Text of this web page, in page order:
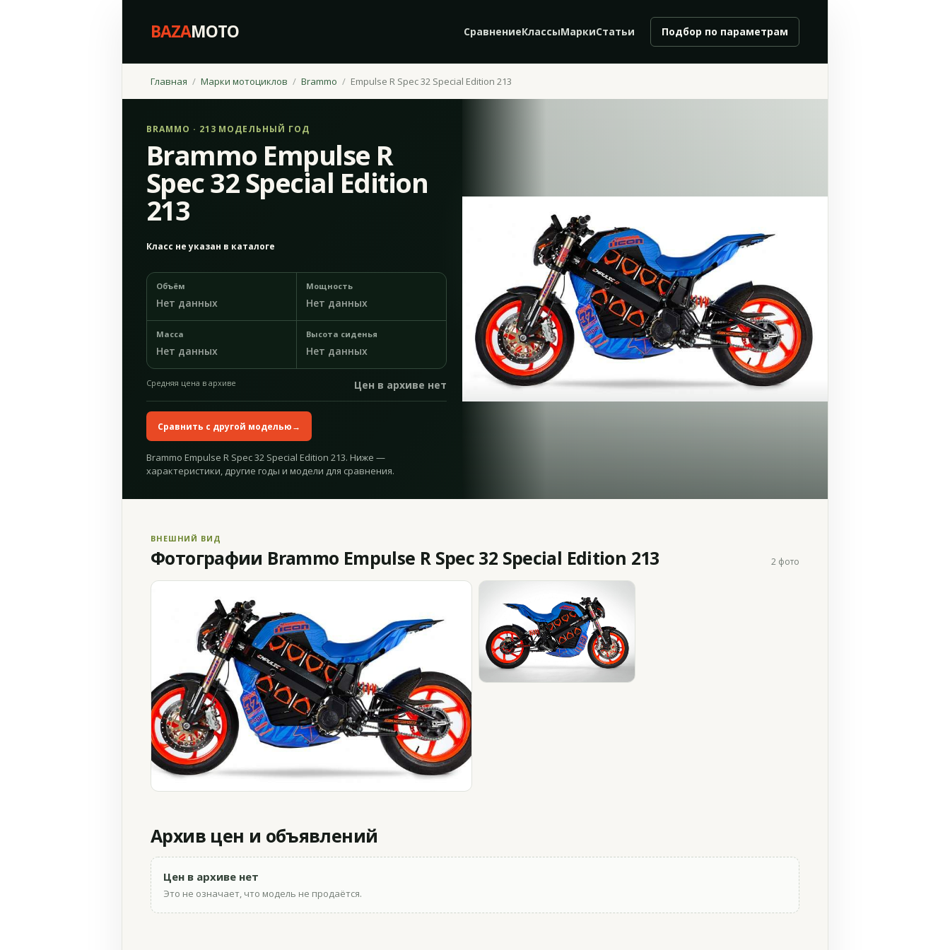
BAZAMOTO СравнениеКлассыМаркиСтатьи Подбор по параметрам
Главная Марки мотоциклов Brammo Empulse R Spec 32 Special Edition 213
BRAMMO · 213 МОДЕЛЬНЫЙ ГОД
Brammo Empulse R
Spec 32 Special Edition
213
Класс не указан в каталоге
Объём
Нет данных
Мощность
Нет данных
Масса
Нет данных
Высота сиденья
Нет данных
Средняя цена в архиве Цен в архиве нет
Сравнить с другой моделью→
Brammo Empulse R Spec 32 Special Edition 213. Ниже —
характеристики, другие годы и модели для сравнения.
ВНЕШНИЙ ВИД
Фотографии Brammo Empulse R Spec 32 Special Edition 213 2 фото
Архив цен и объявлений
Цен в архиве нет
Это не означает, что модель не продаётся.